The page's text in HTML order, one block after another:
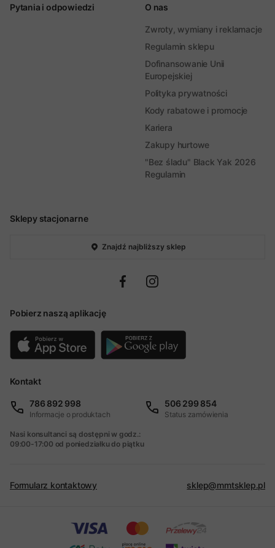
Sklepy stacjonarne
Znajdź najbliższy sklep
Pobierz naszą aplikację
Pytania i odpowiedzi O nas
Zwroty, wymiany i reklamacje
Regulamin sklepu
Dofinansowanie Unii
Europejskiej
Polityka prywatności
Kody rabatowe i promocje
Kariera
Zakupy hurtowe
"Bez śladu" Black Yak 2026
Regulamin
Kontakt
786 892 998
Informacje o produktach
506 299 854
Status zamówienia
Nasi konsultanci są dostępni w godz.:
09:00-17:00 od poniedziałku do piątku
Formularz kontaktowy sklep@mmtsklep.pl